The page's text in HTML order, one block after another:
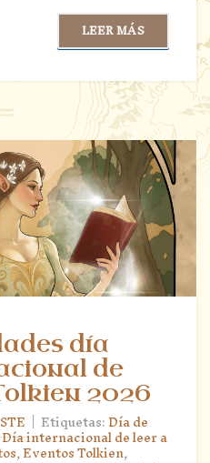
LEER MÁS
día
de
2026
STE | Etiquetas:Día de
Día internacional de leer a
,Eventos Tolkien,